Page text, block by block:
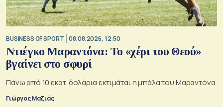
BUSINESS OF SPORT 08.08.2026, 12:50
Ντιέγκο Μαραντόνα: Το «χέρι του Θεού»
βγαίνει στο σφυρί
Πάνω από 10 εκατ. δολάρια εκτιμάται η μπάλα του Μαραντόνα
Γιώργος Μαζιάς